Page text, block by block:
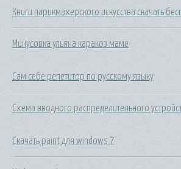
Книги парикмахерского искусства скачать
Минусовка ульяна каракоз маме
Сам себе репетитор по русскому языку
Схема вводного распределительного
Скачать paint для windows 7